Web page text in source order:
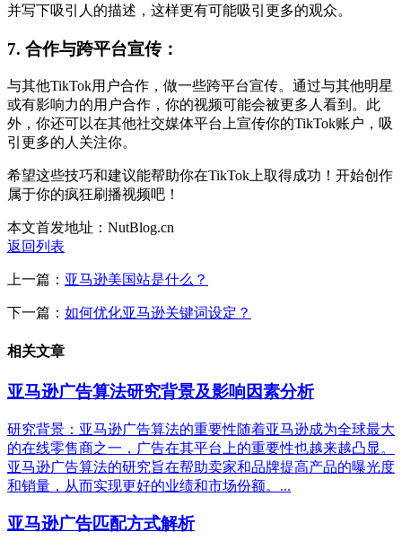
并写下吸引人的描述，这样更有可能吸引更多的观众。
7. 合作与跨平台宣传：
与其他TikTok用户合作，做一些跨平台宣传。通过与其他明星
或有影响力的用户合作，你的视频可能会被更多人看到。此
外，你还可以在其他社交媒体平台上宣传你的TikTok账户，吸
引更多的人关注你。
希望这些技巧和建议能帮助你在TikTok上取得成功！开始创作
属于你的疯狂刷播视频吧！
本文首发地址：NutBlog.cn
返回列表
上一篇： 亚马逊美国站是什么？
下一篇： 如何优化亚马逊关键词设定？
相关文章
亚马逊广告算法研究背景及影响因素分析
研究背景：亚马逊广告算法的重要性随着亚马逊成为全球最大
的在线零售商之一，广告在其平台上的重要性也越来越凸显。
亚马逊广告算法的研究旨在帮助卖家和品牌提高产品的曝光度
和销量，从而实现更好的业绩和市场份额。...
亚马逊广告匹配方式解析